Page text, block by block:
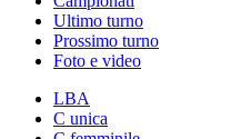
Ultimo turno
Prossimo turno
Foto e video
LBA
C unica